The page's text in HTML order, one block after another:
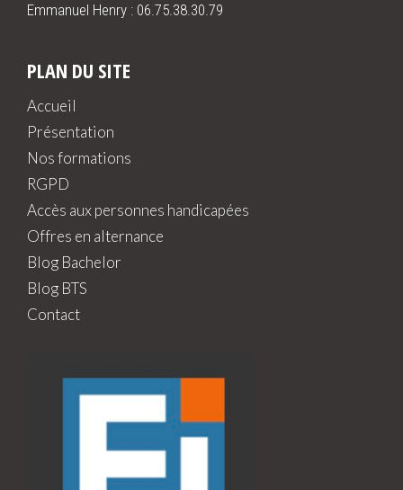
Emmanuel Henry : 06.75.38.30.79
PLAN DU SITE
Accueil
Présentation
Nos formations
RGPD
Accès aux personnes handicapées
Offres en alternance
Blog Bachelor
Blog BTS
Contact